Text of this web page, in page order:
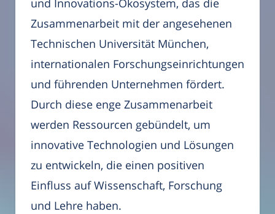
und Innovations-Ökosystem, das die
Zusammenarbeit mit der angesehenen
Technischen Universität München,
internationalen Forschungseinrichtungen
und führenden Unternehmen fördert.
Durch diese enge Zusammenarbeit
werden Ressourcen gebündelt, um
innovative Technologien und Lösungen
zu entwickeln, die einen positiven
Einfluss auf Wissenschaft, Forschung
und Lehre haben.